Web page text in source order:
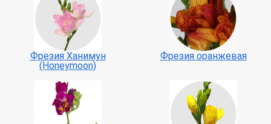
Фрезия Ханимун
(Honeymoon)
Фрезия оранжевая